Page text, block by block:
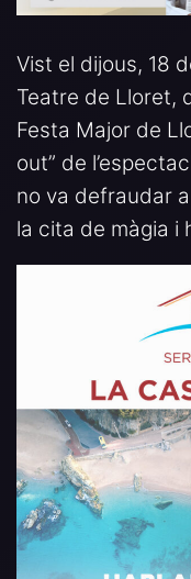
Vist el dijous, 18
Teatre de Lloret,
Festa Major de
out” de
no va defraudar
la cita de màgia i